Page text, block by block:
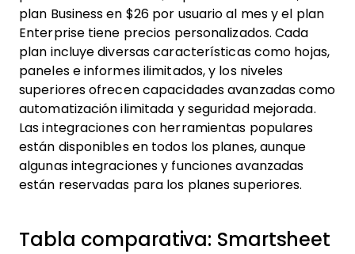
plan Business en $26 por usuario al mes y el plan
Enterprise tiene precios personalizados. Cada
plan incluye diversas características como hojas,
paneles e informes ilimitados, y los niveles
superiores ofrecen capacidades avanzadas como
automatización ilimitada y seguridad mejorada.
Las integraciones con herramientas populares
están disponibles en todos los planes, aunque
algunas integraciones y funciones avanzadas
están reservadas para los planes superiores.
Tabla comparativa: Smartsheet